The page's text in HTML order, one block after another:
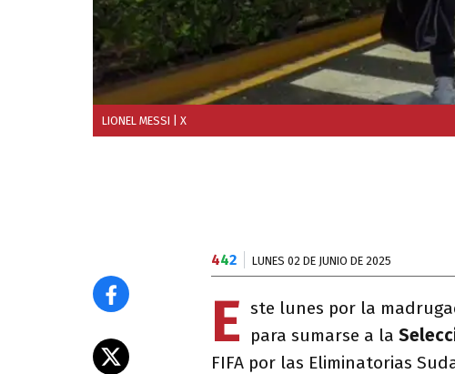
LIONEL MESSI | X
442 LUNES 02 DE JUNIO DE 2025
E ste lunes por la
para sumarse a la
FIFA por las Eliminatorias